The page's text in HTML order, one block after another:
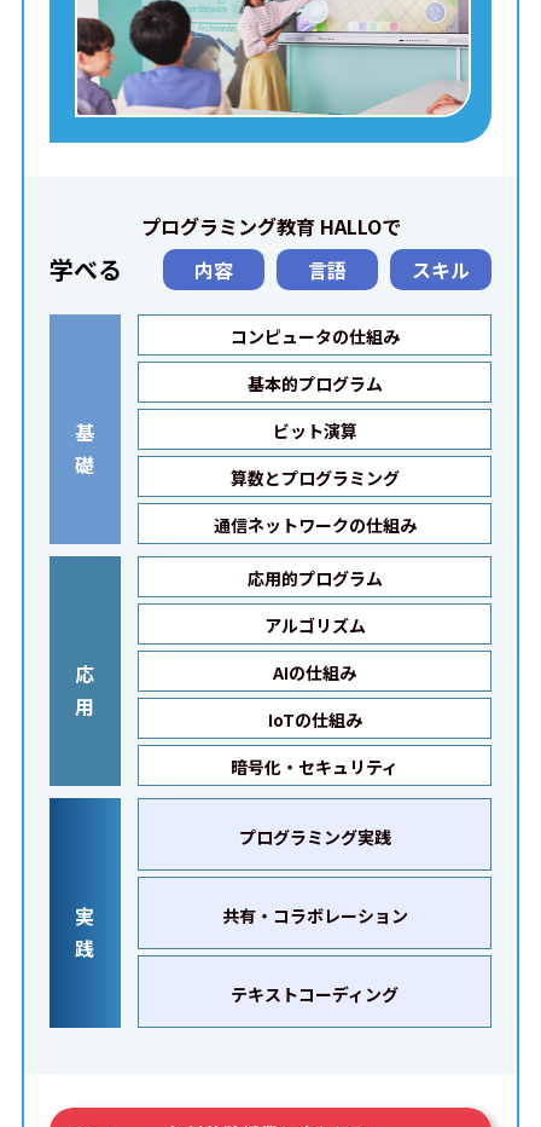
プログラミング教育 HALLOで
学べる 内容 言語 スキル
基
礎
コンピュータの仕組み
基本的プログラム
ビット演算
算数とプログラミング
通信ネットワークの仕組み
応
用
応用的プログラム
アルゴリズム
AIの仕組み
IoTの仕組み
暗号化・セキュリティ
実
践
プログラミング実践
共有・コラボレーション
テキストコーディング